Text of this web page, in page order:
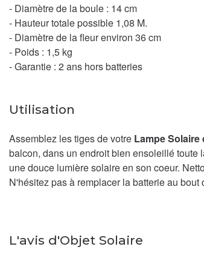
- Diamètre de la boule : 14 cm
- Hauteur totale possible 1,08 M.
- Diamètre de la fleur environ 36 cm
- Poids : 1,5 kg
- Garantie : 2 ans hors batteries
Utilisation
Assemblez les tiges de votre Lampe
balcon, dans un endroit bien ensoleillé toute
une douce lumière solaire en son coeur.
N'hésitez pas à remplacer la batterie au
L'avis d'Objet Solaire